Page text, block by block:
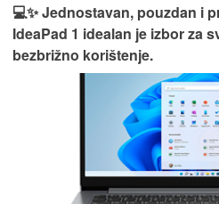
💻✨ Jednostavan, pouzdan i
IdeaPad 1 idealan je izbor za
bezbrižno korištenje.